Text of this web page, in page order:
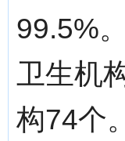
99.5%
卫生机
构74个